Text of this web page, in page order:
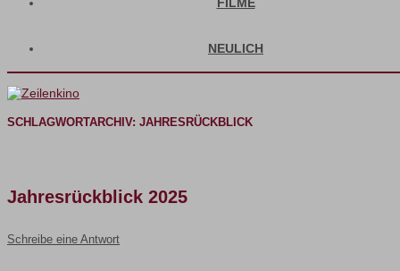
NEULICH
SCHLAGWORTARCHIV: JAHRESRÜCKBLICK
Jahresrückblick 2025
Schreibe eine Antwort